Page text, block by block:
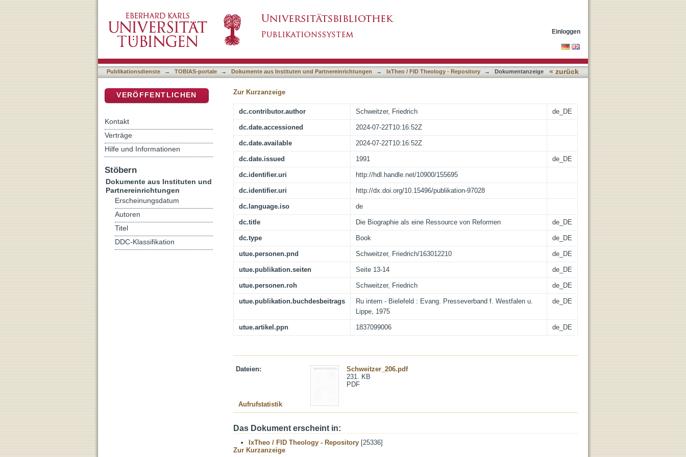
Einloggen
Publikationsdienste → TOBIAS-portale → Dokumente aus Instituten und Partnereinrichtungen → IxTheo / FID Theology - Repository → Dokumentanzeige « zurück
Zur Kurzanzeige
dc.contributor.author Schweitzer, Friedrich de_DE
dc.date.accessioned 2024-07-22T10:16:52Z
dc.date.available 2024-07-22T10:16:52Z
dc.date.issued 1991 de_DE
dc.identifier.uri http://hdl.handle.net/10900/155695
dc.identifier.uri http://dx.doi.org/10.15496/publikation-97028
dc.language.iso de
dc.title Die Biographie als eine Ressource von Reformen de_DE
dc.type Book de_DE
utue.personen.pnd Schweitzer, Friedrich/163012210 de_DE
utue.publikation.seiten Seite 13-14 de_DE
utue.personen.roh Schweitzer, Friedrich de_DE
utue.publikation.buchdesbeitrags
Ru intern - Bielefeld : Evang. Presseverband f. Westfalen u.
Lippe, 1975
de_DE
utue.artikel.ppn 1837099006 de_DE
Dateien:
Schweitzer_206.pdf
231. KB
PDF
Aufrufstatistik
Das Dokument erscheint in:
IxTheo / FID Theology - Repository [25336]
Zur Kurzanzeige
VERÖFFENTLICHEN
Kontakt
Verträge
Hilfe und Informationen
Stöbern
Dokumente aus Instituten und
Partnereinrichtungen
Erscheinungsdatum
Autoren
Titel
DDC-Klassifikation